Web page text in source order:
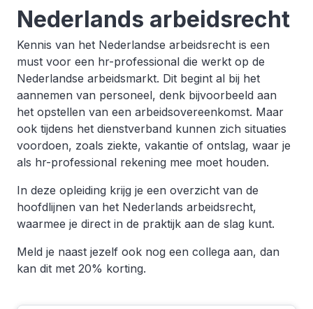
Nederlands arbeidsrecht
Kennis van het Nederlandse arbeidsrecht is een
must voor een hr-professional die werkt op de
Nederlandse arbeidsmarkt. Dit begint al bij het
aannemen van personeel, denk bijvoorbeeld aan
het opstellen van een arbeidsovereenkomst. Maar
ook tijdens het dienstverband kunnen zich situaties
voordoen, zoals ziekte, vakantie of ontslag, waar je
als hr-professional rekening mee moet houden.
In deze opleiding krijg je een overzicht van de
hoofdlijnen van het Nederlands arbeidsrecht,
waarmee je direct in de praktijk aan de slag kunt.
Meld je naast jezelf ook nog een collega aan, dan
kan dit met 20% korting.